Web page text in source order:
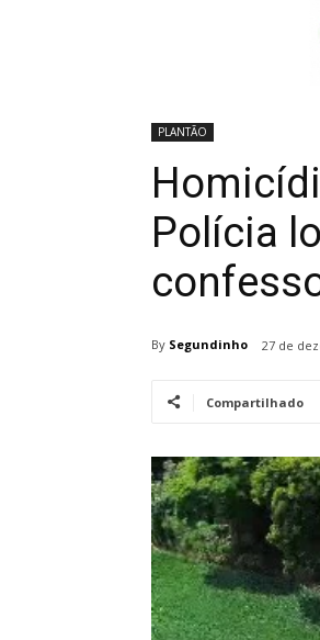
PLANTÃO
Polícia
By Segundinho 27 de
Compartilhado